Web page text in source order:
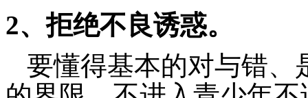
2、拒绝不良诱惑。
要懂得基本的对与错、